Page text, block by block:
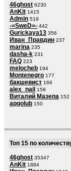
46ghost 6230
AnKit 1415
Admin 519
-=SweD=- 442
Gurickaya13 356
Иван_Правдин 237
marina 235
dasha-k 231
FAQ 223
melocheb 194
Montenegro 177
бакшевист 166
alex_nail 158
Виталий Мазепа 152
apgolub 150
Топ 15 по
46ghost 35347
AnKit 1884